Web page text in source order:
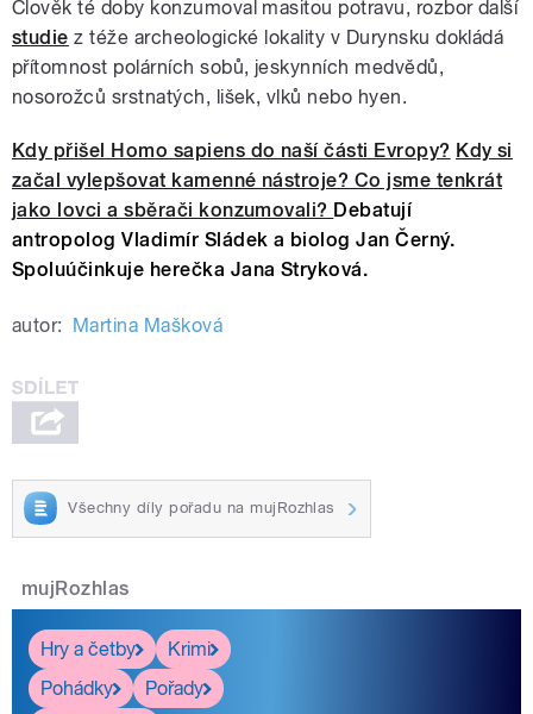
Člověk té doby konzumoval masitou potravu, rozbor další
studie z téže archeologické lokality v Durynsku dokládá
přítomnost polárních sobů, jeskynních medvědů,
nosorožců srstnatých, lišek, vlků nebo hyen.
Kdy přišel Homo sapiens do naší části Evropy? Kdy si
začal vylepšovat kamenné nástroje? Co jsme tenkrát
jako lovci a sběrači konzumovali? Debatují
antropolog Vladimír Sládek a biolog Jan Černý.
Spoluúčinkuje herečka Jana Stryková.
autor: Martina Mašková
Všechny díly pořadu na mujRozhlas
mujRozhlas
Hry a četby
Krimi
Pohádky
Pořady